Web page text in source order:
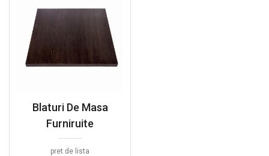
Blaturi De Masa
Furniruite
pret de lista